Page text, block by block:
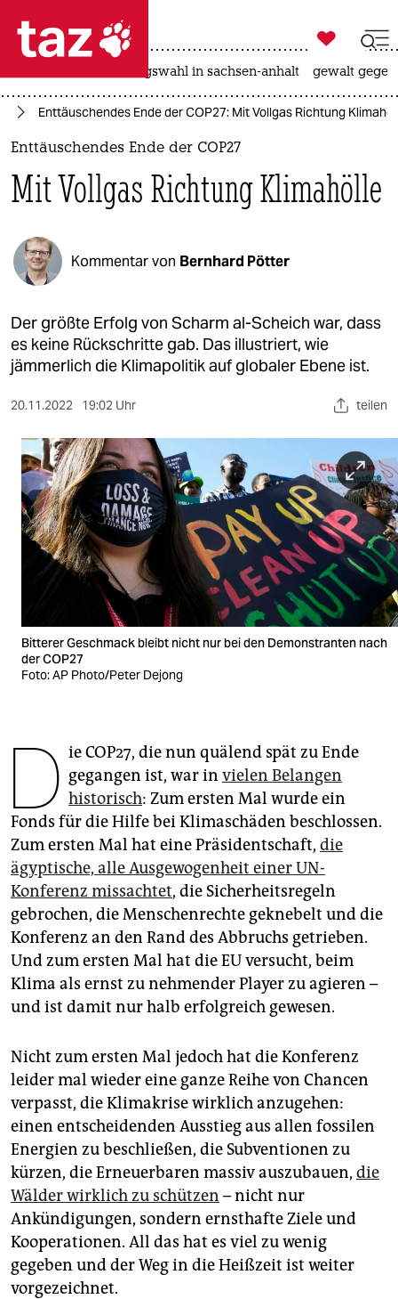
 taz zahl ich
taz zahl ich
politik
öko
gesellschaft
kultur
sport
berlin
nord
wahrheit
verlag
verlag
veranstaltungen
shop
fragen & hilfe
genossenschaft
epaper login

taz zahl ich
landtagswahl in sachsen-anhalt gewalt
Enttäuschendes Ende der COP27: Mit Vollgas Richtung
Enttäuschendes Ende der COP27
Mit Vollgas Richtung Klimahölle
Kommentar von Bernhard Pötter
Der größte Erfolg von Scharm al-Scheich war, dass
es keine Rückschritte gab. Das illustriert, wie
jämmerlich die Klimapolitik auf globaler Ebene ist.
20.11.2022 19:02 Uhr teilen
Bitterer Geschmack bleibt nicht nur bei den Demonstranten nach
der COP27
Foto: AP Photo/Peter Dejong
D ie COP27, die nun quälend spät zu Ende
gegangen ist, war in vielen Belangen
historisch: Zum ersten Mal wurde ein
Fonds für die Hilfe bei Klimaschäden beschlossen.
Zum ersten Mal hat eine Präsidentschaft, die
ägyptische, alle Ausgewogenheit einer UN-
Konferenz missachtet, die Sicherheitsregeln
gebrochen, die Menschenrechte geknebelt und die
Konferenz an den Rand des Abbruchs getrieben.
Und zum ersten Mal hat die EU versucht, beim
Klima als ernst zu nehmender Player zu agieren –
und ist damit nur halb erfolgreich gewesen.
Nicht zum ersten Mal jedoch hat die Konferenz
leider mal wieder eine ganze Reihe von Chancen
verpasst, die Klimakrise wirklich anzugehen:
einen entscheidenden Ausstieg aus allen fossilen
Energien zu beschließen, die Subventionen zu
kürzen, die Erneuerbaren massiv auszubauen, die
Wälder wirklich zu schützen – nicht nur
Ankündigungen, sondern ernsthafte Ziele und
Kooperationen. All das hat es viel zu wenig
gegeben und der Weg in die Heißzeit ist weiter
vorgezeichnet.